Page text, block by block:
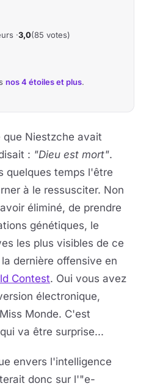
·3,0(85 votes)
nos 4 étoiles et plus.
que Niestzche avait
: "Dieu est mort".
quelques temps l'être
à le ressusciter. Non
éliminé, de prendre
génétiques, le
les plus visibles de ce
dernière offensive en
Contest. Oui vous avez
électronique,
Monde. C'est
va être surprise...
envers l'intelligence
donc sur l'"e-